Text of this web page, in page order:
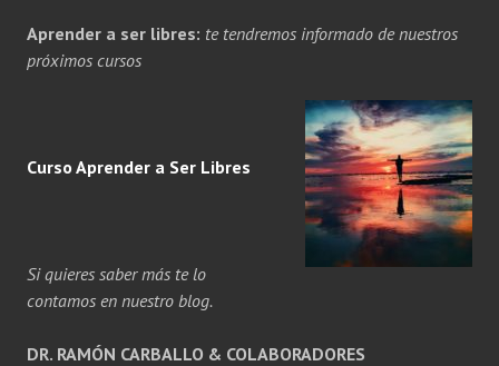
Aprender a ser libres: te tendremos informado de nuestros
próximos cursos
Curso Aprender a Ser Libres
Si quieres saber más te lo
contamos en nuestro blog.
DR. RAMÓN CARBALLO & COLABORADORES